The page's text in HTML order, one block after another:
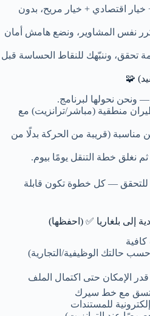
اقتصادي + خيار مريح، بدون
نفس المشاوير، ونضع هامش أمان
تحقق، وننبّهك للنقاط الحساسة قبل
🧩
ونحن نحولها لبرنامج.
طيران منطقية (مباشر/ترانزيت) مع
(قريبة من الحركة بدلًا من
نغلق خطة التنقل يومًا بيوم.
للتحقق — كل خطوة تكون قابلة
حالتك الوظيفية/التجارية)
الإمكان حتى اكتمال الملف
مع خط سيرك
للمستندات